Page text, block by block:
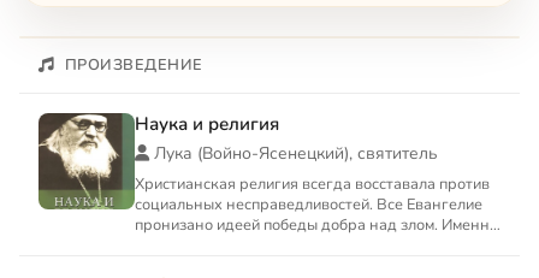
ПРОИЗВЕДЕНИЕ
Наука и религия
Лука (Войно-Ясенецкий), святитель
Христианская религия всегда восставала против
социальных несправедливостей. Все Евангелие
пронизано идеей победы добра над злом. Именно